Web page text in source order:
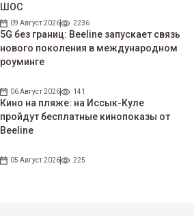
ШОС
09 Август 2026 2236
5G без границ: Beeline запускает связь
нового поколения в международном
роуминге
06 Август 2026 141
Кино на пляже: на Иссык-Куле
пройдут беcплатные кинопоказы от
Beeline
05 Август 2026 225